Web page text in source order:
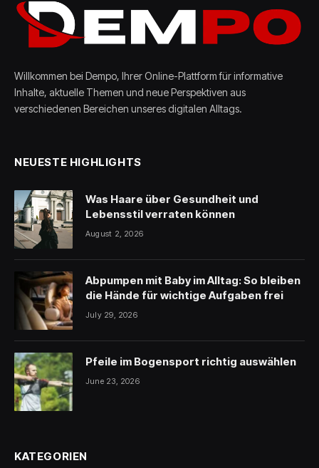
Willkommen bei Dempo, Ihrer Online-Plattform für informative
Inhalte, aktuelle Themen und neue Perspektiven aus
verschiedenen Bereichen unseres digitalen Alltags.
NEUESTE HIGHLIGHTS
Was Haare über Gesundheit und
Lebensstil verraten können
August 2, 2026
Abpumpen mit Baby im Alltag: So bleiben
die Hände für wichtige Aufgaben frei
July 29, 2026
Pfeile im Bogensport richtig auswählen
June 23, 2026
KATEGORIEN